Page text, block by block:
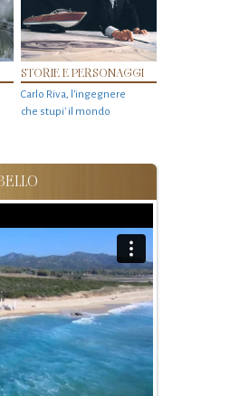
STORIE E PERSONAGGI
Carlo Riva, l’ingegnere
che stupi' il mondo